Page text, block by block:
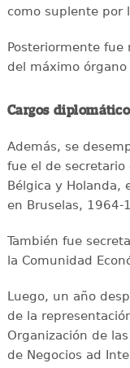
como suplente por
Posteriormente
del máximo
Cargos
Además, se
fue el de secretario
Bélgica y Holanda,
en Bruselas, 1964-
También fue
la Comunidad
Luego, un año
de la
Organización de
de Negocios ad